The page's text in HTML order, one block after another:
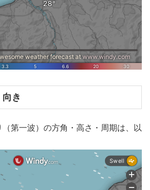
き
第一波）の方角・高さ・周期は、以